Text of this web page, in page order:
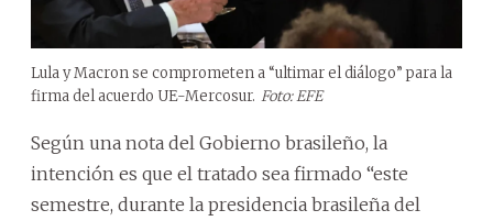
Lula y Macron se comprometen a “ultimar el diálogo” para la
firma del acuerdo UE-Mercosur. Foto: EFE
Según una nota del Gobierno brasileño, la
intención es que el tratado sea firmado “este
semestre, durante la presidencia brasileña del